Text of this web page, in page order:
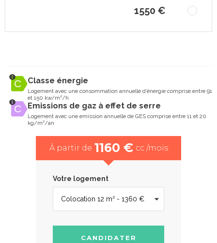
1550 €
Classe énergie
Logement avec une consommation annuelle d’énergie comprise entre 91
et 150 kw/m²/h
Emissions de gaz à effet de serre
Logement avec une emission annuelle de GES comprise entre 11 et 20
kg/m²/an
À partir de 1160 € cc /mois
Votre logement
CANDIDATER